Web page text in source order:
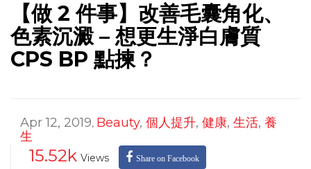
【做 2 件事】改善毛囊角化、
色素沉澱 – 想更生淨白膚質
CPS BP 點揀？
Apr 12, 2019, Beauty, 個人提升, 健康, 生活, 養
生
15.52k Views Share on Facebook